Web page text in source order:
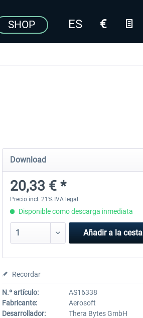
SHOP
Download
20,33 € *
Precio incl. 21% IVA legal
Disponible como descarga inmediata
Añadir a la cesta
Recordar
N.º artículo:
AS16338
Fabricante:
Aerosoft
Desarrollador:
Thera Bytes GmbH